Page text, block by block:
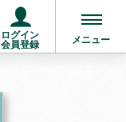
ログイン
会員登録
メニュー